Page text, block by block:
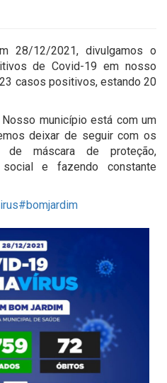
28/12/2021, divulgamos o
de Covid-19 em nosso
casos positivos, estando 20
município está com um
deixar de seguir com os
de máscara de proteção,
social e fazendo constante
#bomjardim